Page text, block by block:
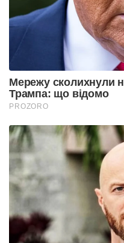
Мережу сколихнули
Трампа: що відомо
PROZORO